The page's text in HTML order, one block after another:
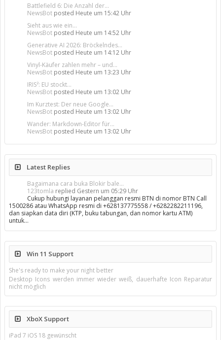
Battlefield 6: Die Anzahl der...
NewsBot posted Heute um 15:42 Uhr
Sieht aus wie ein...
NewsBot posted Heute um 14:52 Uhr
Generative AI 2026: Bröckelndes...
NewsBot posted Heute um 14:12 Uhr
Vinyl-Käufer zahlen mehr – und...
NewsBot posted Heute um 13:23 Uhr
IRIS²: EU stockt...
NewsBot posted Heute um 13:02 Uhr
Im Kurztest: Der neue Google...
NewsBot posted Heute um 13:02 Uhr
Wander: Markdown-Editor für...
NewsBot posted Heute um 13:02 Uhr
Latest Replies
Bagaimana cara buka Blokir bale...
123tomla replied Gestern um 05:29 Uhr
Cukup hubungi layanan pelanggan resmi BTN di nomor BTN Call
1500286 atau WhatsApp resmi di +628137775558 / +6282282211196,
dan siapkan data diri (KTP, buku tabungan, dan nomor kartu ATM)
untuk…
Win 11 Support
She's ready to make your night better
Desktop Icons werden immer wieder weiß, dauerhafte Icon Reparatur
nicht möglich
XboX Support
iPad 7 iOS 18 gewünscht